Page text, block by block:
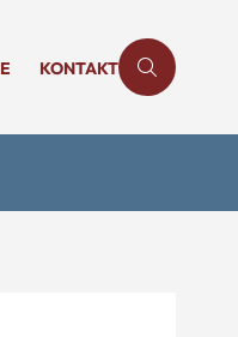
KONTAKT